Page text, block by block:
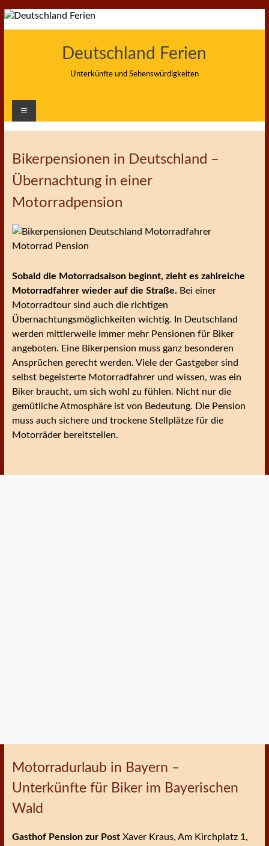
Zum
Inhalt
Deutschland Ferien
Unterkünfte und Sehenswürdigkeiten
Bikerpensionen in Deutschland –
Übernachtung in einer
Motorradpension
Sobald die Motorradsaison beginnt, zieht es zahlreiche
Motorradfahrer wieder auf die Straße. Bei einer
Motorradtour sind auch die richtigen
Übernachtungsmöglichkeiten wichtig. In Deutschland
werden mittlerweile immer mehr Pensionen für Biker
angeboten. Eine Bikerpension muss ganz besonderen
Ansprüchen gerecht werden. Viele der Gastgeber sind
selbst begeisterte Motorradfahrer und wissen, was ein
Biker braucht, um sich wohl zu fühlen. Nicht nur die
gemütliche Atmosphäre ist von Bedeutung. Die Pension
muss auch sichere und trockene Stellplätze für die
Motorräder bereitstellen.
Motorradurlaub in Bayern –
Unterkünfte für Biker im Bayerischen
Wald
Gasthof Pension zur PostXaver Kraus, Am Kirchplatz 1,